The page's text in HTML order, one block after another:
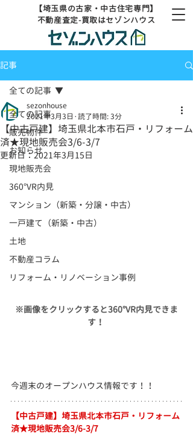
【埼玉県の古家・中古住宅専門】
不動産査定-買取はセゾンハウス
記事
全ての記事
販売物件
お知らせ
現地販売会
360°VR内見
マンション（新築・分譲・中古）
一戸建て（新築・中古）
土地
不動産コラム
リフォーム・リノベーション事例
全ての記事
【中古戸建】埼玉県北本市石戸・リフォーム
済★現地販売会3/6-3/7
sezonhouse
2021年3月3日 読了時間: 3分
更新日：2021年3月15日
※画像をクリックすると360°VR内見できま
す！
今週末のオープンハウス情報です！！
【中古戸建】埼玉県北本市石戸・リフォーム
済★現地販売会3/6-3/7